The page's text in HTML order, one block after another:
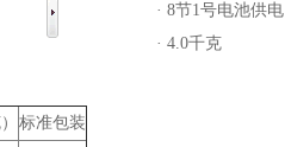
· 8节1号电池供电
· 4.0千克
标准包装